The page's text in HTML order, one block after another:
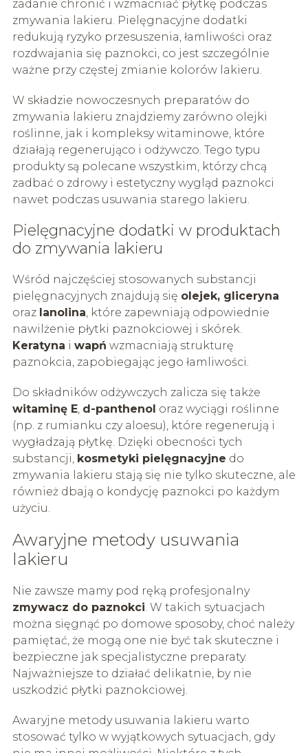
zadanie chronić i wzmacniać płytkę podczas
zmywania lakieru. Pielęgnacyjne dodatki
redukują ryzyko przesuszenia, łamliwości oraz
rozdwajania się paznokci, co jest szczególnie
ważne przy częstej zmianie kolorów lakieru.
W składzie nowoczesnych preparatów do
zmywania lakieru znajdziemy zarówno olejki
roślinne, jak i kompleksy witaminowe, które
działają regenerująco i odżywczo. Tego typu
produkty są polecane wszystkim, którzy chcą
zadbać o zdrowy i estetyczny wygląd paznokci
nawet podczas usuwania starego lakieru.
Pielęgnacyjne dodatki w produktach
do zmywania lakieru
Wśród najczęściej stosowanych substancji
pielęgnacyjnych znajdują się olejek, gliceryna
oraz lanolina, które zapewniają odpowiednie
nawilżenie płytki paznokciowej i skórek.
Keratyna i wapń wzmacniają strukturę
paznokcia, zapobiegając jego łamliwości.
Do składników odżywczych zalicza się także
witaminę E, d-panthenol oraz wyciągi roślinne
(np. z rumianku czy aloesu), które regenerują i
wygładzają płytkę. Dzięki obecności tych
substancji, kosmetyki pielęgnacyjne do
zmywania lakieru stają się nie tylko skuteczne, ale
również dbają o kondycję paznokci po każdym
użyciu.
Awaryjne metody usuwania
lakieru
Nie zawsze mamy pod ręką profesjonalny
zmywacz do paznokci. W takich sytuacjach
można sięgnąć po domowe sposoby, choć należy
pamiętać, że mogą one nie być tak skuteczne i
bezpieczne jak specjalistyczne preparaty.
Najważniejsze to działać delikatnie, by nie
uszkodzić płytki paznokciowej.
Awaryjne metody usuwania lakieru warto
stosować tylko w wyjątkowych sytuacjach, gdy